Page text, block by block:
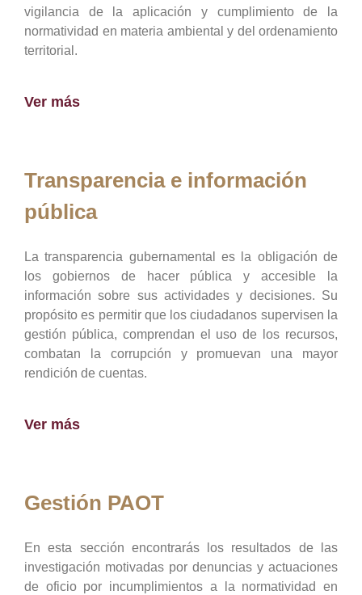
vigilancia de la aplicación y cumplimiento de la
normatividad en materia ambiental y del ordenamiento
territorial.
Ver más
Transparencia e información
pública
La transparencia gubernamental es la obligación de
los gobiernos de hacer pública y accesible la
información sobre sus actividades y decisiones. Su
propósito es permitir que los ciudadanos supervisen la
gestión pública, comprendan el uso de los recursos,
combatan la corrupción y promuevan una mayor
rendición de cuentas.
Ver más
Gestión PAOT
En esta sección encontrarás los resultados de las
investigación motivadas por denuncias y actuaciones
de oficio por incumplimientos a la normatividad en